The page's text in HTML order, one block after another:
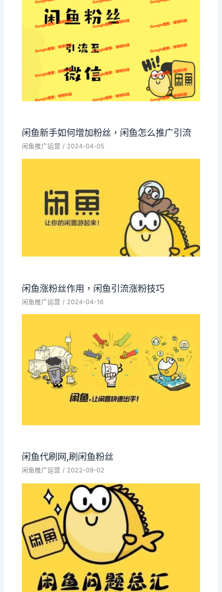
闲鱼新手如何增加粉丝，闲鱼怎么推广引流
闲鱼推广运营 / 2024-04-05
闲鱼涨粉丝作用，闲鱼引流涨粉技巧
闲鱼推广运营 / 2024-04-16
闲鱼代刷网,刷闲鱼粉丝
闲鱼推广运营 / 2022-09-02